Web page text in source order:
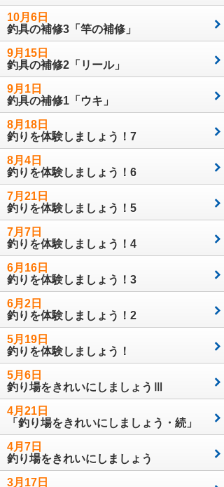
10月6日
釣具の補修3「竿の補修」
9月15日
釣具の補修2「リール」
9月1日
釣具の補修1「ウキ」
8月18日
釣りを体験しましょう！7
8月4日
釣りを体験しましょう！6
7月21日
釣りを体験しましょう！5
7月7日
釣りを体験しましょう！4
6月16日
釣りを体験しましょう！3
6月2日
釣りを体験しましょう！2
5月19日
釣りを体験しましょう！
5月6日
釣り場をきれいにしましょうⅢ
4月21日
「釣り場をきれいにしましょう・続」
4月7日
釣り場をきれいにしましょう
3月17日